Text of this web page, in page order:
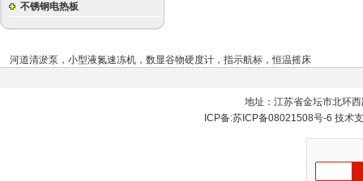
不锈钢电热板
河道清淤泵 ， 小型液氮速冻机 ， 数显谷物硬度计 ， 指示航标 ，恒温摇床
地址：江苏省金坛市北环
ICP备:苏ICP备08021508号-6 技术